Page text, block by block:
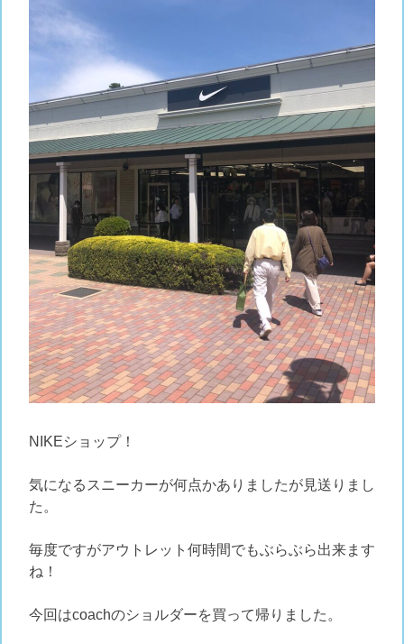
NIKEショップ！
気になるスニーカーが何点かありましたが見送りまし
た。
毎度ですがアウトレット何時間でもぶらぶら出来ます
ね！
今回はcoachのショルダーを買って帰りました。